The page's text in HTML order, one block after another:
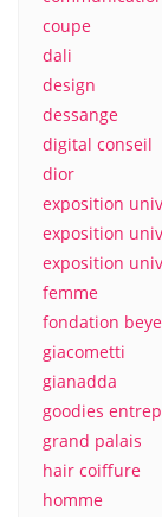
coupe
dali
design
dessange
digital conseil
dior
exposition
exposition
exposition
femme
fondation
giacometti
gianadda
goodies
grand palais
hair coiffure
homme